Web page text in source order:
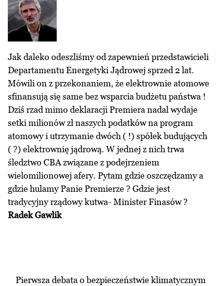
Jak daleko odeszliśmy od zapewnień przedstawicieli
Departamentu Energetyki Jądrowej sprzed 2 lat.
Mówili on z przekonaniem, że elektrownie atomowe
sfinansują się same bez wsparcia budżetu państwa !
Dziś rzad mimo deklaracji Premiera nadal wydaje
setki milionów zł naszych podatków na program
atomowy i utrzymanie dwóch ( !) spółek budujących
( ?) elektrownię jądrową. W jednej z nich trwa
śledztwo CBA związane z podejrzeniem
wielomilionowej afery. Pytam gdzie oszczędzamy a
gdzie hulamy Panie Premierze ? Gdzie jest
tradycyjny rządowy kutwa- Minister Finasów ?
Radek Gawlik
Pierwsza debata o bezpieczeństwie klimatycznym